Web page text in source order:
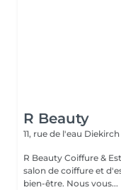
R Beauty
11, rue de l'eau Diekirch
R Beauty Coiffure & Esthétique Bienvenue chez R Beauty, votre
salon de coiffure et
bien-être. Nous vous...